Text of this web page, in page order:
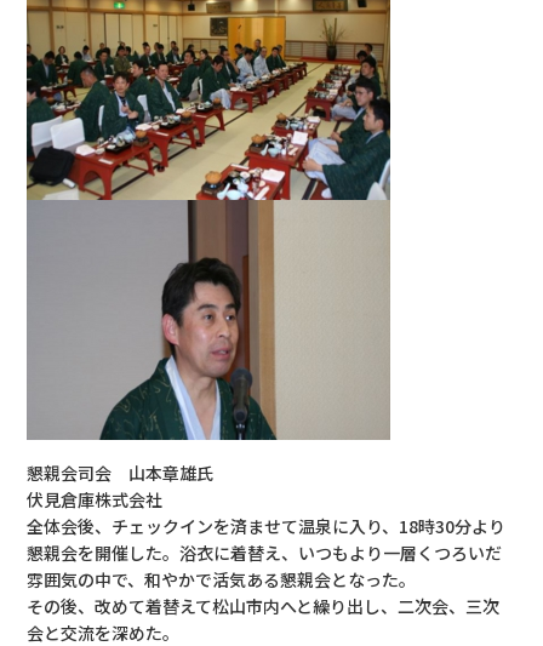
懇親会司会 山本章雄氏
伏見倉庫株式会社
全体会後、チェックインを済ませて温泉に入り、18時30分より
懇親会を開催した。浴衣に着替え、いつもより一層くつろいだ
雰囲気の中で、和やかで活気ある懇親会となった。
その後、改めて着替えて松山市内へと繰り出し、二次会、三次
会と交流を深めた。